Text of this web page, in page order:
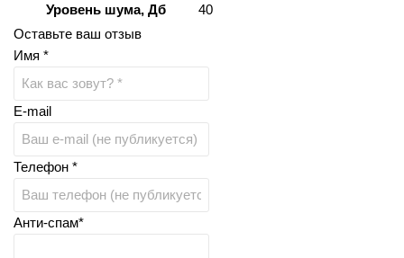
Уровень шума, Дб
40
Оставьте ваш отзыв
Имя *
E-mail
Телефон *
Анти-спам*